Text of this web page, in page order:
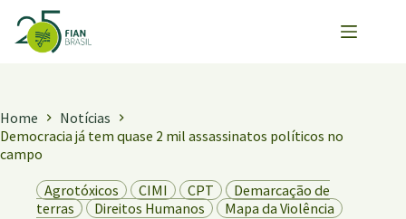
para
Home
Notícias
Democracia já tem quase 2 mil assassinatos políticos no
campo
Agrotóxicos
CIMI CPT
Demarcação de
terras
Direitos Humanos Mapa da Violência